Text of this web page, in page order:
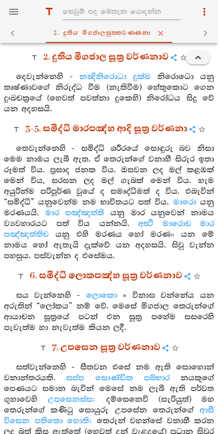
2. දුතිය මිගජාලසුත‍්තවණ‍්ණනා
2. දුතිය මිගජාල සූත්‍ර වර්ණනාව
දෙවැන්නෙහි -නන්‍දිනිරොධා දුක්ඛ නිරොධො යනු
තෘෂ්ණාවගේ නිරුද්ධ වීම (නැතිවීම) හේතුකොට ගෙන
දුඃඛචක්‍රයේ (හෙවත් පවත්නා දුකෙහි) නිරෝධය සිදු වේ
යන අදහසයි.
3-5. සමිද්ධි මාරපඤ්හ ආදි සූත්‍ර වර්ණනා
තෙවැන්නෙහි - සමිද්ධි ශරීරයේ සොඳුරු බව නිසා
මෙම නාමය ලැබී ඇත. ඒ තෙරුන්ගේ වනාහී සිරුර ඉතා
රූමත් විය. ප්‍රසාද ජනක විය. ඔසවන ලද මල් කළඹක්
මෙන් විය, සරසන ලද මල් ගැබක් මෙන් විය. හැම
අයුරින්ම පරිපූර්ණ වූයේ ද සමෘද්ධිමත් ද විය. එබැවින්
“සමිද්ධි” යනුවෙන්ම නම භාවිතයට පත් විය. මාරොයනු
මරණයයි. මාර පඤ්ඤත්ති යනු මාර යනුවෙන් නාමය
ව්‍යවහාරයට පත් විය යන්නයි. අත්‍ථි මාරොච මාර
පඤ්ඤත්තිච යනු එහි මරණය හෝ මරණං යන මේ
නාමය හෝ ඇතැයි දැක්වේ යන අදහසයි. සිවු වැන්න
පහසුය. පස්වැන්න ද එසේමය.
6. සමිද්ධි ලොකපඤ්හ සූත්‍ර වර්ණනාව
සය වැන්නෙහි - ලොකො= විනාස වන්නේය යන
අරුතින් “ලෝකය” නම් වේ. මෙසේ මිගජාල තෙරුන්ගේ
ආයාචන සූත්‍රයේ පටන් එන සූත්‍ර පහේම සසරෙහි
පැවැත්ම හා නැවැත්ම කියන ලදී.
7. උපසෙන සූත්‍ර වර්ණනාව
සත්වැන්නෙහි - සීතවන එසේ නම ඇති සොහොන්
වනාන්තරයකි.සප්ප සොණ්ඩික පබ්භාරනයකුගේ
පෙණයට සමාන බැවින් මෙසේ නම ලැබී ඇති පර්වත
ගුහාවෙහිඋපසෙනස්ස:
දම්සෙනෙවි (සැරියුත්) මහ
තෙරුන්ගේ කණිටු සොයුරු උපසේන තෙරුන්ගේ ආසී
විසෙන පතිතො හොති:
තෙරුන් වහන්සේ වනාහී කරන
ලද බත් කිස ඇත්තේ (හෙවත් දන් වැළදුයේ) ප්‍රධාන සිවුර